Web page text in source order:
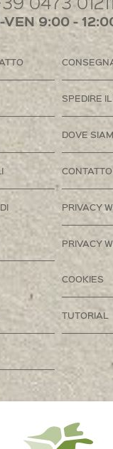
VEN 9:00 -
SPEDIRE
DOVE
CONTATTO
PRIVACY
PRIVACY
COOKIES
TUTORIAL